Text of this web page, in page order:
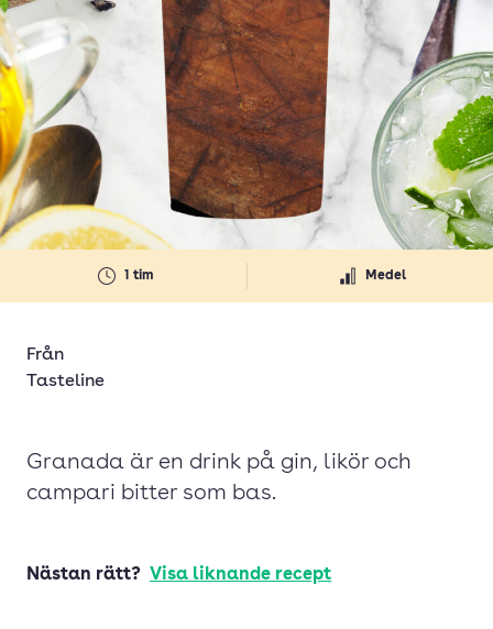
1 tim Medel
Från
Tasteline
Granada är en drink på gin, likör och
campari bitter som bas.
Nästan rätt? Visa liknande recept